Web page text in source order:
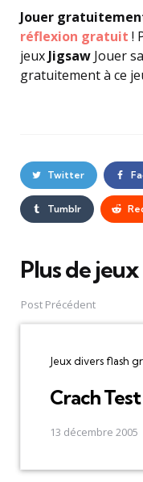
Jouer
réflexion gratuit !
jeux Jigsaw Jouer
gratuitement à ce
Twitter
Tumblr
Plus de jeux
Post
navigation
Post Précédent
Jeux divers flash
Crach Test
13 décembre 2005